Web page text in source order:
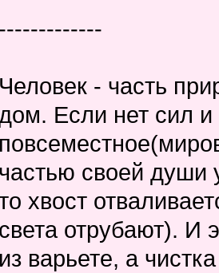
-------------
Человек - часть
Если нет сил
частью своей души
хвост
света отрубают). И
из варьете, а